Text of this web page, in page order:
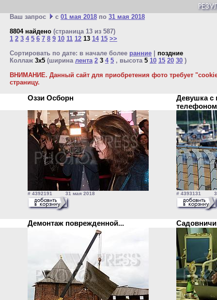
Ваш запрос с 01 мая 2018 по 31 мая 2018
8804 найдено (страница 13 из 587)
1 2 3 4 5 6 7 8 9 10 11 12 13 14 15 >>
Сортировать по дате: в начале более ранние
поздние
Коллаж 3x5 (ширина лента 2 3 4 5 , высота 5 10 15 20 30 )
ВНИМАНИЕ. Данный сайт для приобретения фото требует
страницу.
Оззи Осборн
Девушка
# 4392191 31 мая 2018 # 4393131 31
Демонтаж поврежденной...